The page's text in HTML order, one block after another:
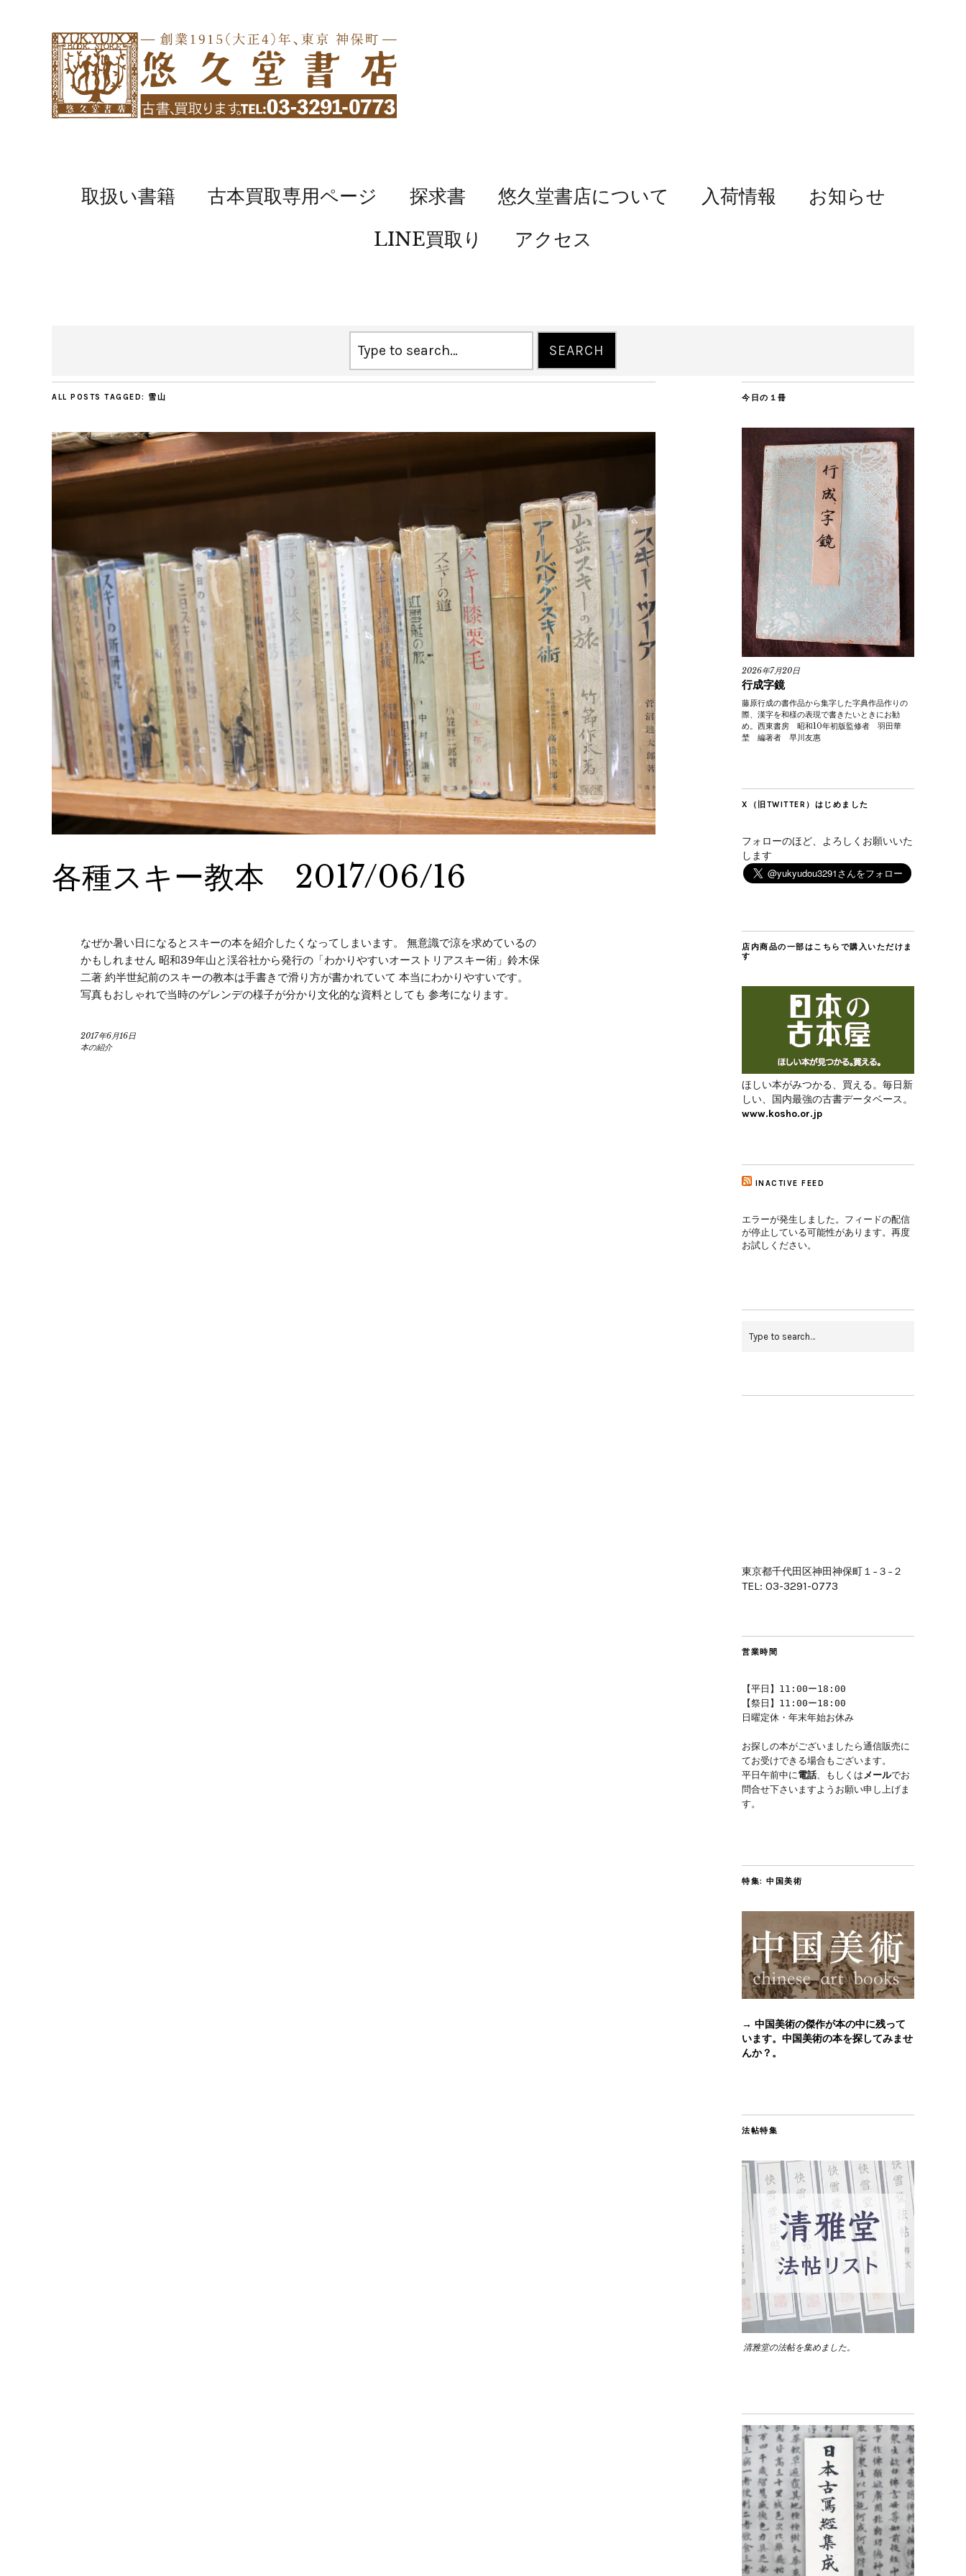
取扱い書籍 古本買取専用ページ 探求書 悠久堂書店について 入荷情報
お知らせ
LINE買取り
アクセス
ALL POSTS TAGGED: 雪山
各種スキー教本 2017/06/16
なぜか暑い日になるとスキーの本を紹介したくなってしまいます。 無意識で涼を求めているの
かもしれません 昭和39年山と渓谷社から発行の「わかりやすいオーストリアスキー術」鈴木保
二著 約半世紀前のスキーの教本は手書きで滑り方が書かれていて 本当にわかりやすいです。
写真もおしゃれで当時のゲレンデの様子が分かり文化的な資料としても 参考になります。
2017年6月16日
本の紹介
今日の１冊
2026年7月20日
行成字鏡
藤原行成の書作品から集字した字典作品作りの
際、漢字を和様の表現で書きたいときにお勧
め。西東書房 昭和10年初版監修者 羽田華
埜 編著者 早川友惠
X（旧TWITTER）はじめました
フォローのほど、よろしくお願いいた
します
店内商品の一部はこちらで購入いただけま
す
ほしい本がみつかる、買える。毎日新
しい、国内最強の古書データベース。
www.kosho.or.jp
INACTIVE FEED
エラーが発生しました。フィードの配信
が停止している可能性があります。再度
お試しください。
東京都千代田区神田神保町１−３−２
TEL: 03-3291-0773
営業時間
【平日】11:00ー18:00
【祭日】11:00ー18:00
日曜定休・年末年始お休み
お探しの本がございましたら通信販売に
てお受けできる場合もございます。
平日午前中に電話、もしくはメールでお
問合せ下さいますようお願い申し上げま
す。
特集: 中国美術
→ 中国美術の傑作が本の中に残って
います。中国美術の本を探してみませ
んか？。
法帖特集
清雅堂の法帖を集めました。